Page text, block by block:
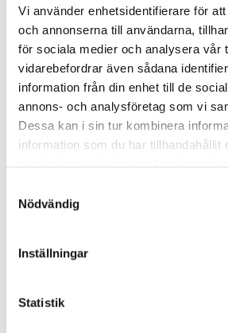
Vi använder enhetsidentifierare för
och annonserna till användarna,
för sociala medier och analysera vår
vidarebefordrar även sådana
information från din enhet till de
annons- och analysföretag som vi
Dessa kan i sin tur kombinera
information som du har tillhandahållit
samlat in när du har använt deras
Nödvändig
Inställningar
Statistik
runt och berättar mer. Senare på
Orsa där det traditionsenligt firas
midsommardagen. På kvällen är vi
dagen avrundas med middag på